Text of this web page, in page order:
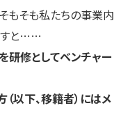
そもそも私たちの事業内
すと……
研修としてベンチャー
以下、移籍者）にはメ